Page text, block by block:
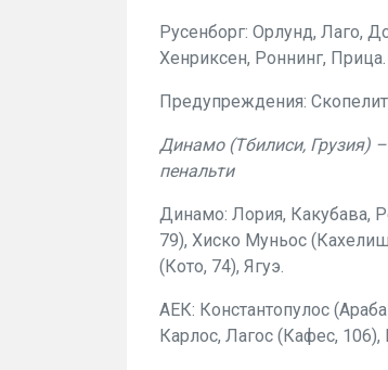
Русенборг: Орлунд, Лаго,
Хенриксен, Роннинг, Прица.
Предупреждения:
Динамо (Тбилиси, Грузия) –
пенальти
Динамо: Лория, Какубава,
79), Хиско Муньос
(Кото, 74), Ягуэ.
АЕК: Константопулос
Карлос, Лагос (Кафес,